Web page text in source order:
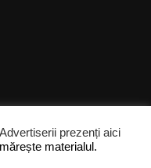
prezenți aici
materialul.